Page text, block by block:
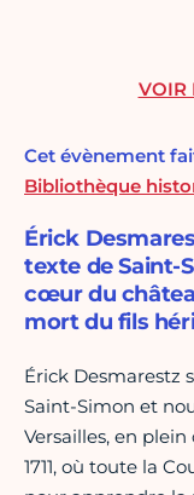
Cet évènement
Bibliothèque
Érick
texte de Saint-
cœur du
mort du fils
Érick Desmarestz
Saint-Simon et
Versailles, en
1711, où toute la
VOIR